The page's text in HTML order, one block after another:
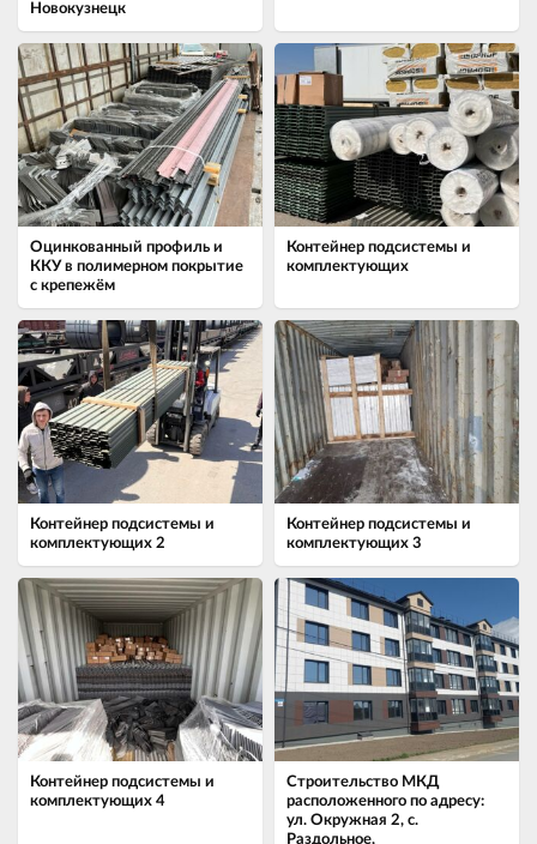
Новокузнецк
Оцинкованный профиль и
ККУ в полимерном покрытие
с крепежём
Контейнер подсистемы и
комплектующих
Контейнер подсистемы и
комплектующих 2
Контейнер подсистемы и
комплектующих 3
Контейнер подсистемы и
комплектующих 4
Строительство МКД
расположенного по адресу:
ул. Окружная 2, с.
Раздольное,